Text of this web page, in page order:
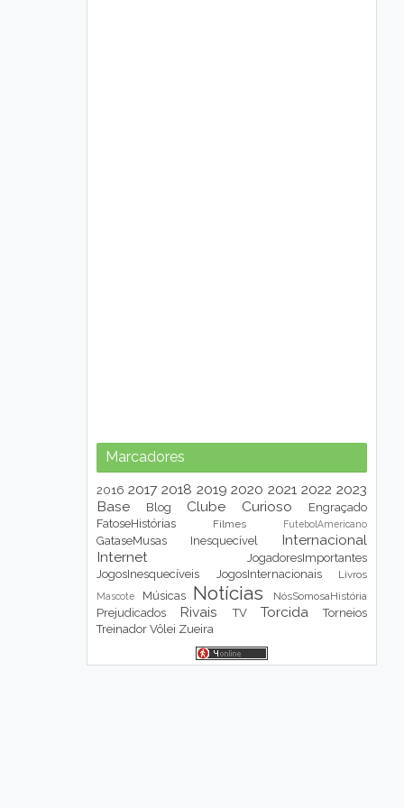
Marcadores
2016 2017 2018 2019 2020 2021 2022 2023
Base
Blog Clube Curioso
Engraçado
FatoseHistórias
Filmes FutebolAmericano
GataseMusas Inesquecível
Internacional
Internet
JogadoresImportantes
JogosInesquecíveis
JogosInternacionais Livros
Mascote Músicas Notícias NósSomosaHistória
Prejudicados Rivais TV Torcida
Torneios
Treinador Vôlei Zueira